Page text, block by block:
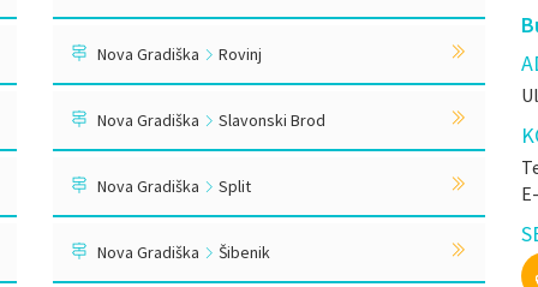
Nova Gradiška Rovinj
Nova Gradiška Slavonski Brod
Nova Gradiška Split
Nova Gradiška Šibenik